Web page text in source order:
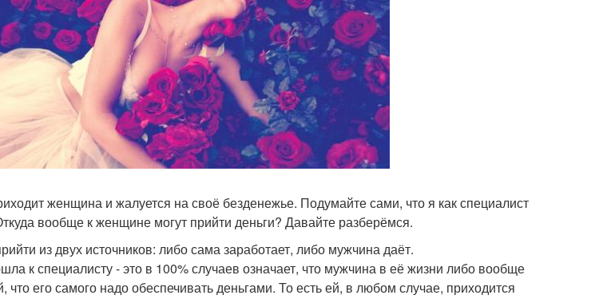
женщина и жалуется на своё безденежье. Подумайте сами, что я как специалист
вообще к женщине могут прийти деньги? Давайте разберёмся.
из двух источников: либо сама заработает, либо мужчина даёт.
к специалисту - это в 100% случаев означает, что мужчина в её жизни либо вообще
что его самого надо обеспечивать деньгами. То есть ей, в любом случае, приходится